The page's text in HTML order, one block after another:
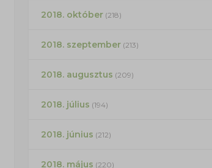
2018. október(218)
2018. szeptember(213)
2018. augusztus (209)
2018. július (194)
2018. június (212)
2018. május (220)